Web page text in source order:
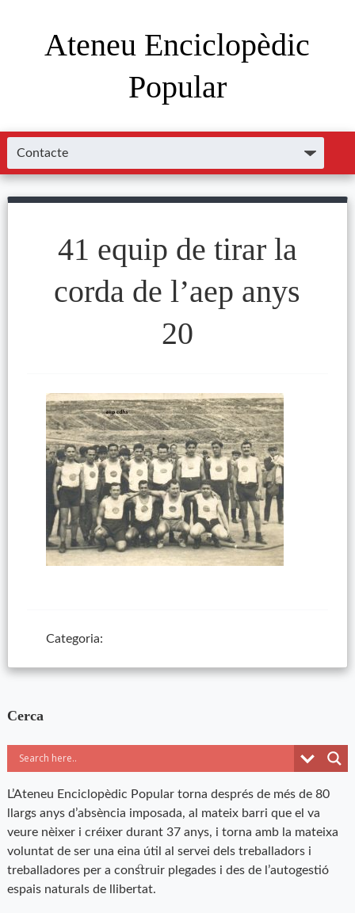
Ateneu Enciclopèdic
Popular
41 equip de tirar la
corda de l’aep anys
20
Categoria:
Cerca
L’Ateneu Enciclopèdic Popular torna després de més de 80
llargs anys d’absència imposada, al mateix barri que el va
veure nèixer i créixer durant 37 anys, i torna amb la mateixa
voluntat de ser una eina útil al servei dels treballadors i
treballadores per a construir plegades i des de l’autogestió
espais naturals de llibertat.